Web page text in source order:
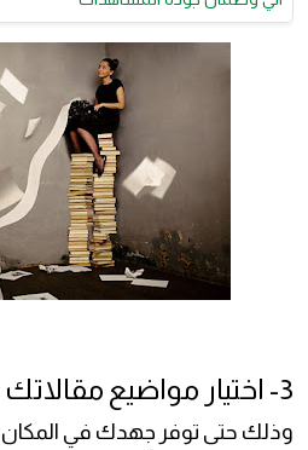
3- اختيار مواضيع مقالاتك بعناية
وذلك حتى توفر جهدك في المكان